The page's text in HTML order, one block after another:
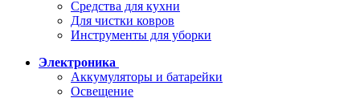
Средства для кухни
Для чистки ковров
Инструменты для уборки
Электроника
Аккумуляторы и батарейки
Освещение